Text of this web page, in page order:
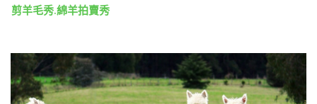
剪羊毛秀.綿羊拍賣秀